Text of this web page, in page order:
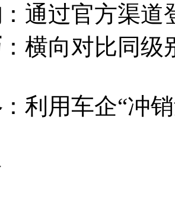
：通过官方渠
：横向对比同
：利用车企“冲